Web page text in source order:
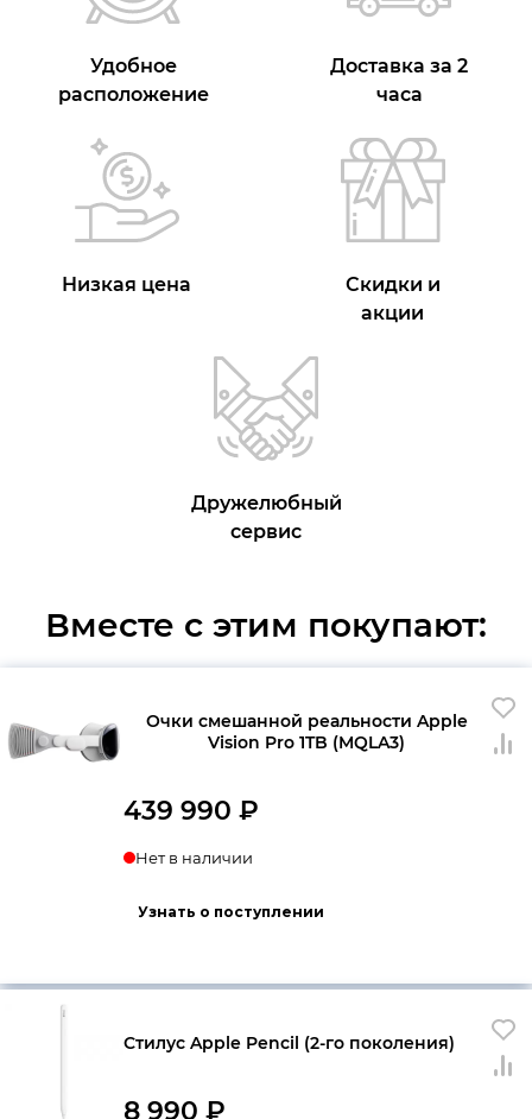
Удобное
расположение
Доставка за 2
часа
Низкая цена
Скидки и
акции
Дружелюбный
сервис
Вместе с этим покупают:
Очки смешанной реальности Apple
Vision Pro 1TB (MQLA3)
439 990 ₽
Нет в наличии
Узнать о поступлении
Стилус Apple Pencil (2-го поколения)
8 990 ₽